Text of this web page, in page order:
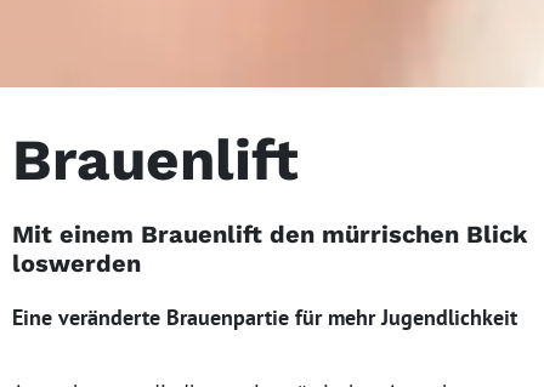
Brauenlift
Mit einem Brauenlift den mürrischen Blick
loswerden
Eine veränderte Brauenpartie für mehr Jugendlichkeit